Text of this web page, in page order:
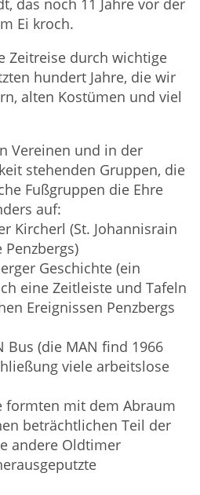
das noch 11 Jahre vor der
Ei kroch.
Zeitreise durch wichtige
hundert Jahre, die wir
alten Kostümen und viel
Vereinen und in der
stehenden Gruppen, die
Fußgruppen die Ehre
auf:
Kircherl (St. Johannisrain
Geschichte (ein
eine Zeitleiste und Tafeln
Ereignissen Penzbergs
Bus (die MAN find 1966
viele arbeitslose
formten mit dem Abraum
beträchtlichen Teil der
andere Oldtimer